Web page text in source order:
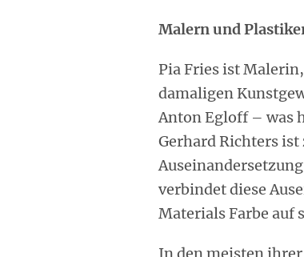
Malern und
Pia Fries ist
damaligen
Anton Egloff – was
Gerhard Richters
verbindet diese
Materials Farbe auf
In den meisten